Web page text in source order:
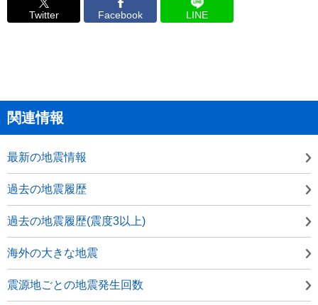
Twitter Facebook LINE
関連情報
最新の地震情報
過去の地震履歴
過去の地震履歴(震度3以上)
海外の大きな地震
震源地ごとの地震発生回数